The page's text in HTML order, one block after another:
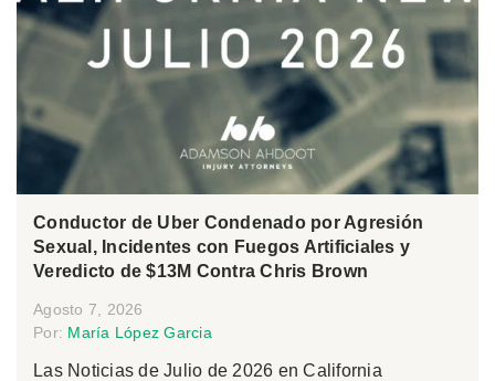
Conductor de Uber Condenado por Agresión
Sexual, Incidentes con Fuegos Artificiales y
Veredicto de $13M Contra Chris Brown
Agosto 7, 2026
Por: María López Garcia
Las Noticias de Julio de 2026 en California